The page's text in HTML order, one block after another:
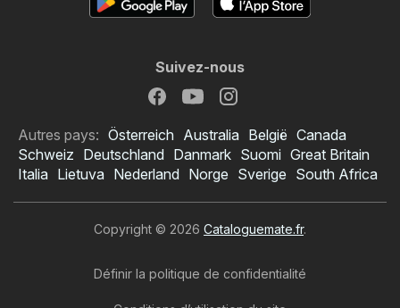
Suivez-nous
Autres pays: Österreich Australia België Canada
Schweiz Deutschland Danmark Suomi Great Britain
Italia Lietuva Nederland Norge Sverige South Africa
Copyright © 2026 Cataloguemate.fr.
Définir la politique de confidentialité